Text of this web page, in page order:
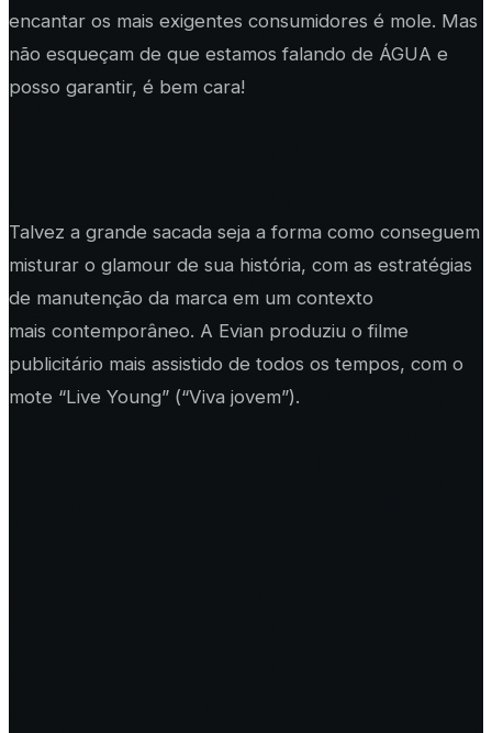
encantar os mais exigentes consumidores é mole. Mas
não esqueçam de que estamos falando de ÁGUA e
posso garantir, é bem cara!
Talvez a grande sacada seja a forma como conseguem
misturar o glamour de sua história, com as estratégias
de manutenção da marca em um contexto
mais contemporâneo. A Evian produziu o filme
publicitário mais assistido de todos os tempos, com o
mote “Live Young” (“Viva jovem”).